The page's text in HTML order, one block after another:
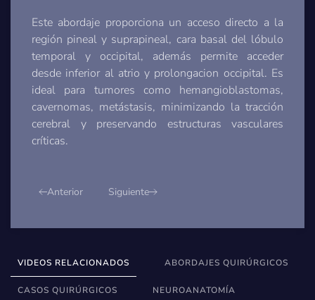
Este abordaje proporciona un acceso directo a la
región pineal y suprapineal, cara basal del lóbulo
temporal y occipital, además permite acceder
desde inferior al atrio y prolongacion occipital. Es
ideal para tumores como hemangioblastomas,
cavernomas, metástasis, minimizando la tracción
cerebral y preservando estructuras vasculares
críticas.
Anterior Siguiente
VIDEOS RELACIONADOS ABORDAJES QUIRÚRGICOS
CASOS QUIRÚRGICOS NEUROANATOMÍA